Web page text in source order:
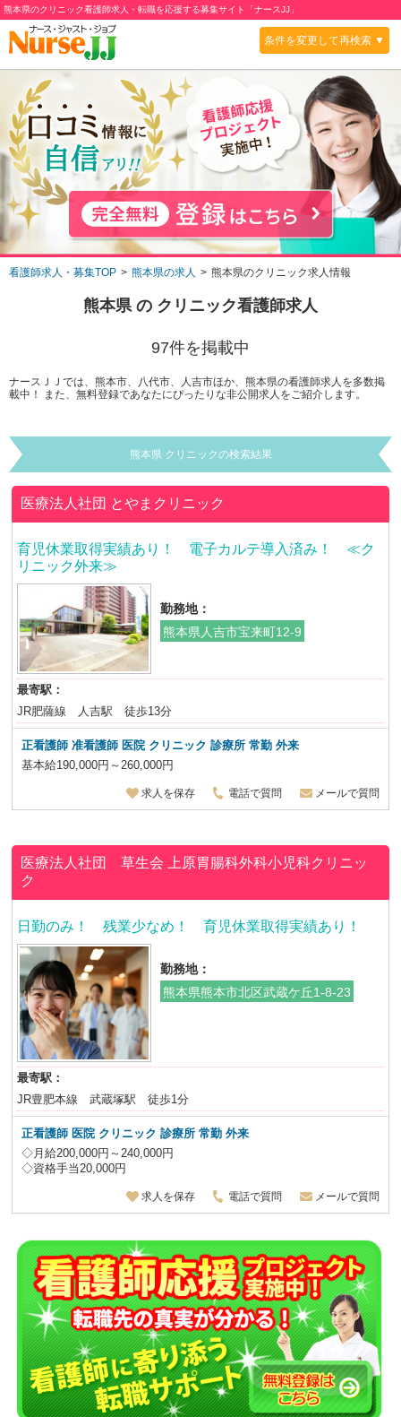
熊本県のクリニック看護師求人・転職を応援する募集サイト「ナースJJ」
条件を変更して再検索 ▼
看護師求人・募集TOP 熊本県の求人 熊本県のクリニック求人情報
熊本県の クリニック看護師求人
97件を掲載中
ナースＪＪでは、熊本市、八代市、人吉市ほか、熊本県の看護師求人を多数掲
載中！ また、無料登録であなたにぴったりな非公開求人をご紹介します。
熊本県 クリニックの検索結果
医療法人社団 とやまクリニック
育児休業取得実績あり！ 電子カルテ導入済み！ ≪ク
リニック外来≫
勤務地：
熊本県人吉市宝来町12-9
最寄駅：
JR肥薩線 人吉駅 徒歩13分
正看護師 准看護師 医院 クリニック 診療所 常勤 外来
基本給190,000円～260,000円
求人を保存 電話で質問 メールで質問
医療法人社団 草生会
上原胃腸科外科小児科クリニッ
ク
日勤のみ！ 残業少なめ！ 育児休業取得実績あり！
勤務地：
熊本県熊本市北区武蔵ケ丘1-8-23
最寄駅：
JR豊肥本線 武蔵塚駅 徒歩1分
正看護師 医院 クリニック 診療所 常勤 外来
◇月給200,000円～240,000円
◇資格手当20,000円
求人を保存 電話で質問 メールで質問